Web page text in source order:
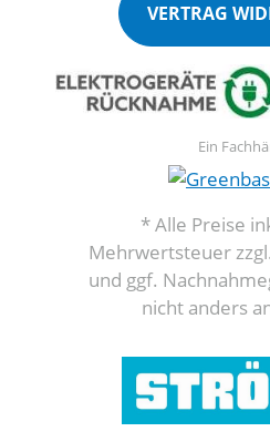
VERTRAG
Ein
* Alle Preise
Mehrwertsteuer zzgl.
und ggf.
nicht anders